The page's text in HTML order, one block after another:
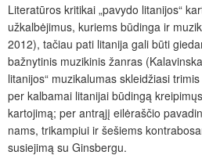
Literatūros kritikai „pavydo litanijos“
užkalbėjimus, kuriems būdinga ir
2012), tačiau pati litanija gali būti
bažnytinis muzikinis žanras
litanijos“ muzikalumas skleidžiasi
per kalbamai litanijai būdingą
kartojimą; per antrąjį eilėraščio
nams, trikampiui ir šešiems
susiejimą su Ginsbergu.